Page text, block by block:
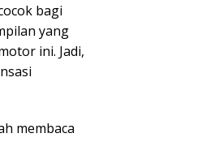
bagi
yang
ini. Jadi,
membaca